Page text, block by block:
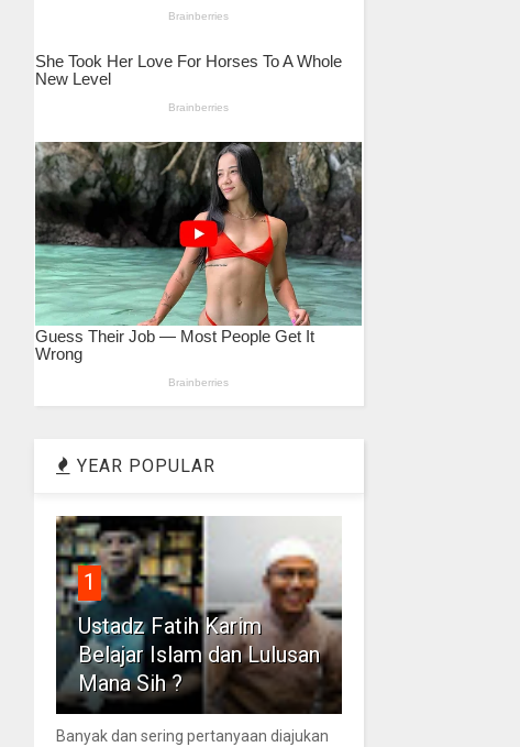
YEAR POPULAR
1
Ustadz Fatih Karim
Belajar Islam dan Lulusan
Mana Sih ?
Banyak dan sering pertanyaan diajukan